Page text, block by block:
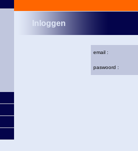
Inloggen
email :
paswoord :